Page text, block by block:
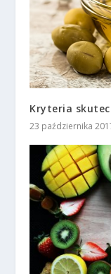
Kryteria
23 października